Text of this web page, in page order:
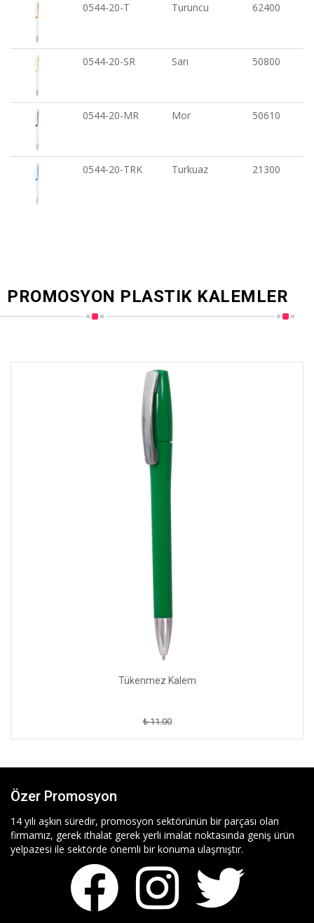
0544-20-T Turuncu 62400
0544-20-SR Sarı 50800
0544-20-MR Mor 50610
0544-20-TRK Turkuaz 21300
PROMOSYON PLASTIK KALEMLER
Tükenmez Kalem
₺ 11.00
Özer Promosyon
14 yılı aşkın süredir, promosyon sektörünün bir parçası olan
firmamız, gerek ithalat gerek yerli imalat noktasında geniş ürün
yelpazesi ile sektörde önemli bir konuma ulaşmıştır.